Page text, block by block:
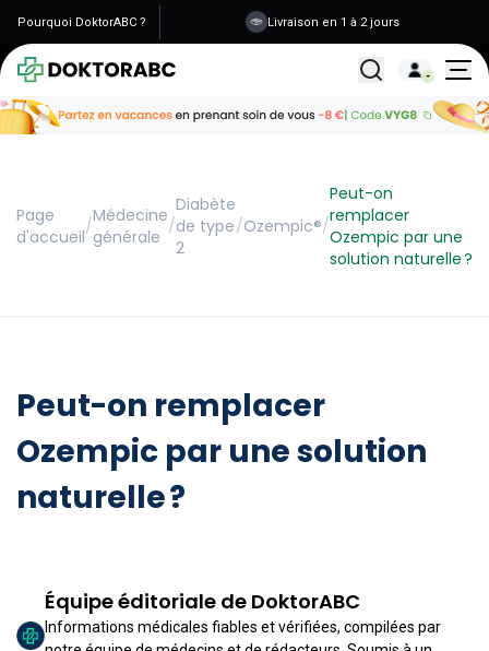
Pourquoi DoktorABC ? Livraison en 1 à 2 jours
Tous les
Page
d'accueil/Médecine
générale /
Diabète
de type
2
/Ozempic®/
Peut-on
remplacer
Ozempic par une
solution naturelle ?
Peut-on remplacer
Ozempic par une solution
naturelle ?
Équipe éditoriale de DoktorABC
Informations médicales fiables et vérifiées, compilées par